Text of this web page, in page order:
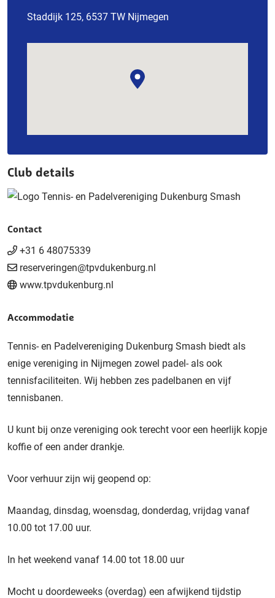
Staddijk 125, 6537 TW Nijmegen
Club details
Contact
+31 6 48075339
reserveringen@tpvdukenburg.nl
www.tpvdukenburg.nl
Accommodatie
Tennis- en Padelvereniging Dukenburg Smash biedt als
enige vereniging in Nijmegen zowel padel- als ook
tennisfaciliteiten. Wij hebben zes padelbanen en vijf
tennisbanen.
U kunt bij onze vereniging ook terecht voor een heerlijk kopje
koffie of een ander drankje.
Voor verhuur zijn wij geopend op:
Maandag, dinsdag, woensdag, donderdag, vrijdag vanaf
10.00 tot 17.00 uur.
In het weekend vanaf 14.00 tot 18.00 uur
Mocht u doordeweeks (overdag) een afwijkend tijdstip